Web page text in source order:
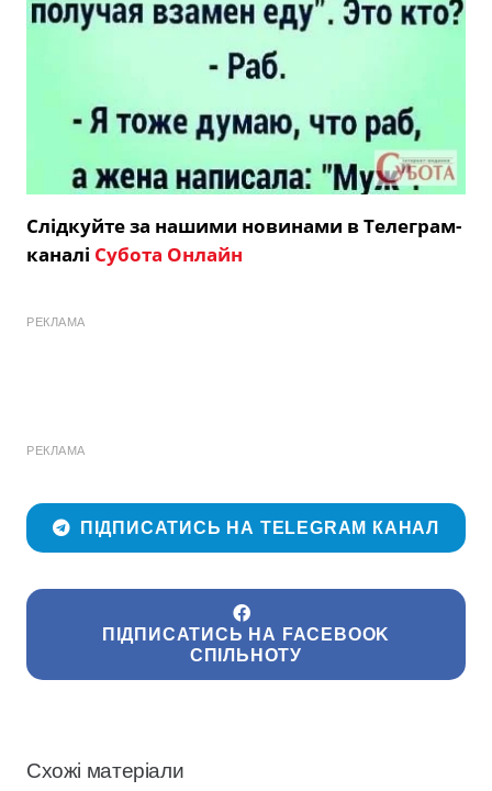
Слідкуйте за нашими новинами в Телеграм-
каналі Субота Онлайн
РЕКЛАМА
РЕКЛАМА
ПІДПИСАТИСЬ НА TELEGRAM КАНАЛ
ПІДПИСАТИСЬ НА FACEBOOK
СПІЛЬНОТУ
Схожі матеріали